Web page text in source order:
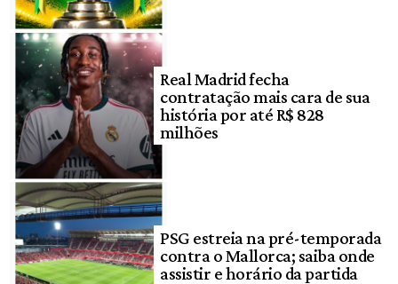
Real Madrid fecha
contratação mais cara de sua
história por até R$ 828
milhões
PSG estreia na pré-temporada
contra o Mallorca; saiba onde
assistir e horário da partida